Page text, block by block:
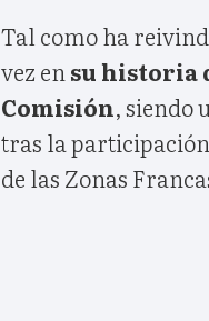
Tal como ha
vez en su historia
Comisión, siendo
tras la
de las Zonas